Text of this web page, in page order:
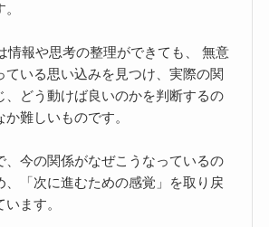
情報や思考の整理ができても、 無意
ている思い込みを見つけ、実際の関
、どう動けば良いのかを判断するの
難しいものです。
、今の関係がなぜこうなっているの
、「次に進むための感覚」を取り戻
ます。